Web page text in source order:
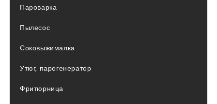
Пароварка
Пылесос
Соковыжималка
Утюг, парогенератор
Фритюрница